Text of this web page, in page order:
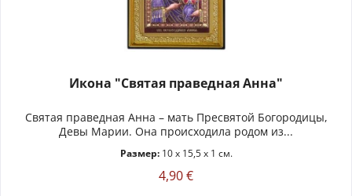
Икона "Святая праведная Анна"
Святая праведная Анна – мать Пресвятой Богородицы,
Девы Марии. Она происходила родом из...
Размер:10 x 15,5 x 1 см.
4,90 €